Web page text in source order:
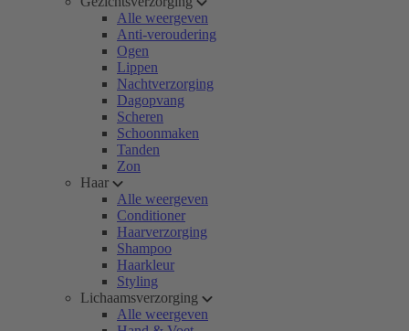
Alle weergeven
Anti-veroudering
Ogen
Lippen
Nachtverzorging
Dagopvang
Scheren
Schoonmaken
Tanden
Zon
Haar
Alle weergeven
Conditioner
Haarverzorging
Shampoo
Haarkleur
Styling
Lichaamsverzorging
Alle weergeven